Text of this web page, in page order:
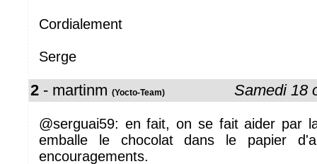
Cordialement
Serge
2 - martinm (Yocto-Team) Samedi 18
@serguai59: en fait, on se fait aider par
emballe le chocolat dans le papier
encouragements.